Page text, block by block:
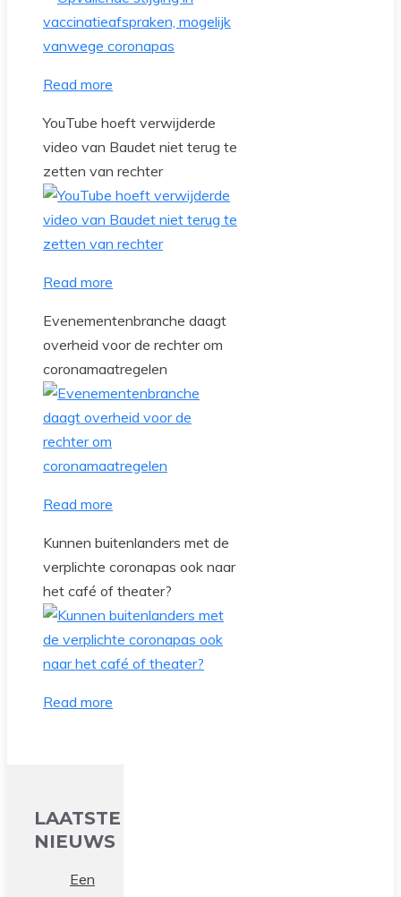
Read more
YouTube hoeft verwijderde
video van Baudet niet terug te
zetten van rechter
Read more
Evenementenbranche daagt
overheid voor de rechter om
coronamaatregelen
Read more
Kunnen buitenlanders met de
verplichte coronapas ook naar
het café of theater?
Read more
LAATSTE
NIEUWS
Een